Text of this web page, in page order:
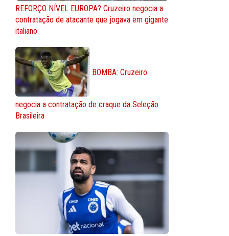
REFORÇO NÍVEL EUROPA? Cruzeiro negocia a
contratação de atacante que jogava em gigante
italiano
BOMBA: Cruzeiro
negocia a contratação de craque da Seleção
Brasileira